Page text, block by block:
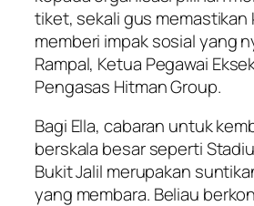
tiket, sekali gus memastikan
memberi impak sosial yang
Rampal, Ketua Pegawai
Pengasas Hitman Group.
Bagi Ella, cabaran untuk
berskala besar seperti
Bukit Jalil merupakan
yang membara. Beliau